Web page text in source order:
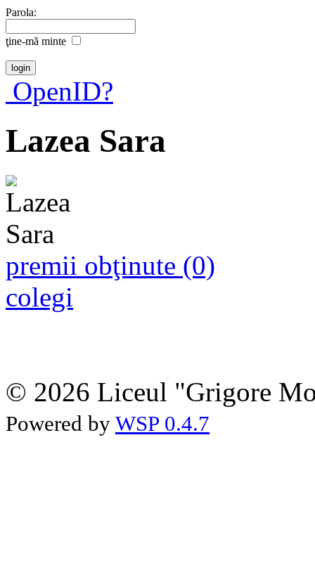
Parola:
ţine-mã minte
OpenID?
Lazea Sara
premii obţinute (0)
colegi
© 2026 Liceul "Grigore
Powered by WSP 0.4.7